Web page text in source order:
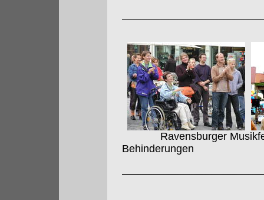
Ravensburger Musikfest
Behinderungen